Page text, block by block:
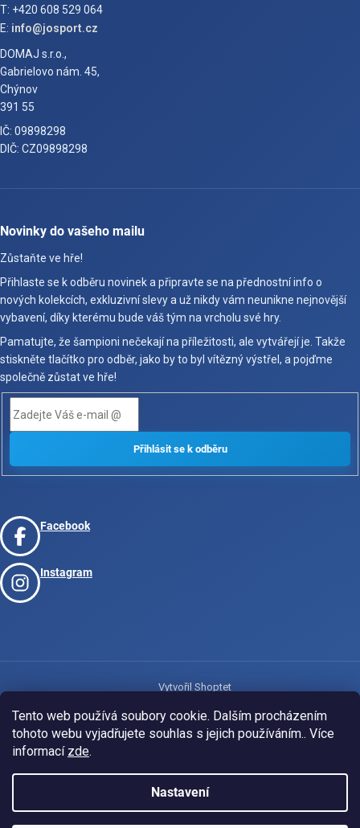
Tento web používá soubory cookie. Dalším procházením
tohoto webu vyjadřujete souhlas s jejich používáním.. Více
informací zde.
Nastavení
T: +420 608 529 064
E: info@josport.cz
DOMAJ s.r.o.,
Gabrielovo nám. 45,
Chýnov
391 55
IČ: 09898298
DIČ: CZ09898298
Novinky do vašeho mailu
Zůstaňte ve hře!
Přihlaste se k odběru novinek a připravte se na přednostní info o
nových kolekcích, exkluzivní slevy a už nikdy vám neunikne nejnovější
vybavení, díky kterému bude váš tým na vrcholu své hry.
Pamatujte, že šampioni nečekají na příležitosti, ale vytvářejí je. Takže
stiskněte tlačítko pro odběr, jako by to byl vítězný výstřel, a pojďme
společně zůstat ve hře!
Facebook
Instagram
Vytvořil Shoptet
Copyright 2026www.josport.cz. Všechna práva vyhrazena.